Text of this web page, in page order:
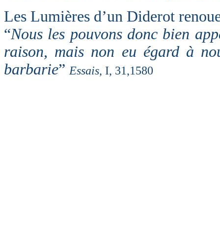
Les Lumières d’un Diderot
“Nous les pouvons donc bien
raison, mais non eu égard à
barbarie”Essais, I, 31,1580